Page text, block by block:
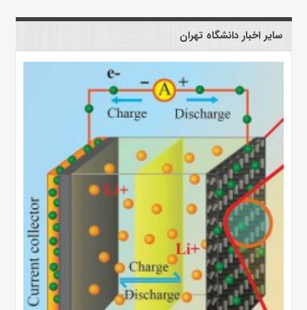
سایر اخبار دانشگاه تهران